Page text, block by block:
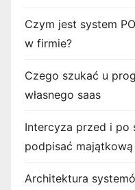
Czym jest system
w firmie?
Czego szukać u
własnego saas
Intercyza przed i po
podpisać majątkową
Architektura